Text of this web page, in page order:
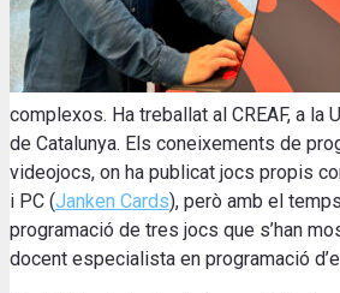
complexos. Ha treballat al CREAF, a
de Catalunya. Els coneixements de
videojocs, on ha publicat jocs propis
i PC (Janken Cards), però amb el
programació de tres jocs que s’han
docent especialista en programació